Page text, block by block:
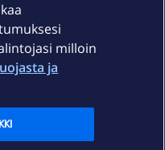
milloin
ja